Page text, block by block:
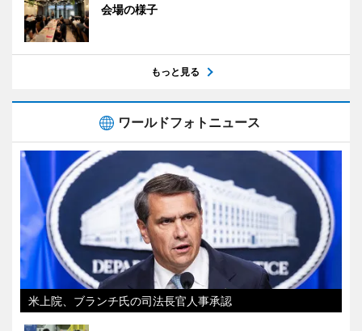
会場の様子
もっと見る
ワールドフォトニュース
米上院、ブランチ氏の司法長官人事承認